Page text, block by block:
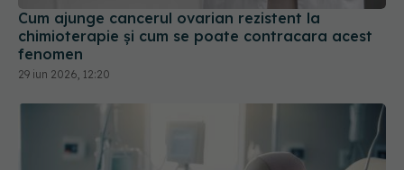
Cum ajunge cancerul ovarian rezistent la
chimioterapie și cum se poate contracara acest
fenomen
29 iun 2026, 12:20